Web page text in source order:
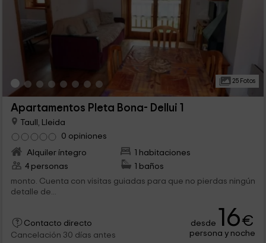
25 Fotos
Apartamentos Pleta Bona- Dellui 1
Taull, Lleida
0 opiniones
Alquiler íntegro
1 habitaciones
4 personas
1 baños
monto. Cuenta con visitas guiadas para que no pierdas ningún
detalle de...
Contacto directo
Cancelación 30 días antes
desde 16€
persona y noche